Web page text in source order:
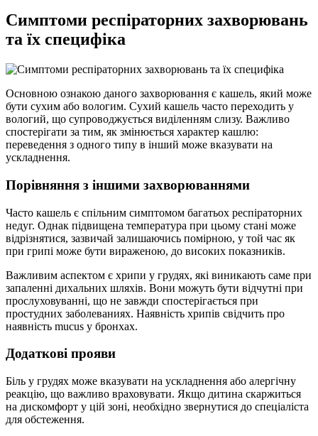
Симптоми респіраторних захворювань
та їх специфіка
Основною ознакою даного захворювання є кашель, який може
бути сухим або вологим. Сухий кашель часто переходить у
вологий, що супроводжується виділенням слизу. Важливо
спостерігати за тим, як змінюється характер кашлю:
переведення з одного типу в інший може вказувати на
ускладнення.
Порівняння з іншими захворюваннями
Часто кашель є спільним симптомом багатьох респіраторних
недуг. Однак підвищена температура при цьому стані може
відрізнятися, зазвичай залишаючись помірною, у той час як
при грипі може бути вираженою, до високих показників.
Важливим аспектом є хрипи у грудях, які виникають саме при
запаленні дихальних шляхів. Вони можуть бути відчутні при
прослуховуванні, що не завжди спостерігається при
простудних заболеваниях. Наявність хрипів свідчить про
наявність mucus у бронхах.
Додаткові прояви
Біль у грудях може вказувати на ускладнення або алергічну
реакцію, що важливо враховувати. Якщо дитина скаржиться
на дискомфорт у цій зоні, необхідно звернутися до спеціаліста
для обстеження.